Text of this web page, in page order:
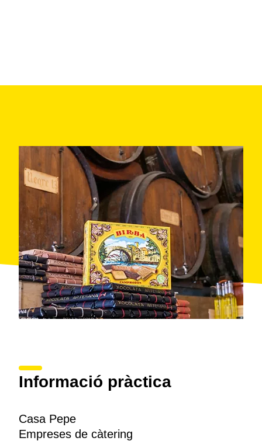
Informació pràctica
Casa Pepe
Empreses de càtering